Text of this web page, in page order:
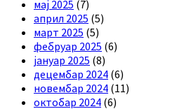
мај 2025 (7)
април 2025 (5)
март 2025 (5)
фебруар 2025 (6)
јануар 2025 (8)
децембар 2024 (6)
новембар 2024 (11)
октобар 2024 (6)